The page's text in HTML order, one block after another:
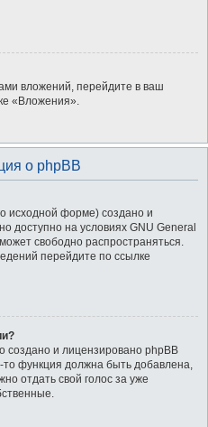
вложений, перейдите в ваш
«Вложения».
о phpBB
исходной форме) создано и
доступно на условиях GNU General
свободно распространяться.
перейдите по ссылке
создано и лицензировано phpBB
то функция должна быть добавлена,
отдать свой голос за уже